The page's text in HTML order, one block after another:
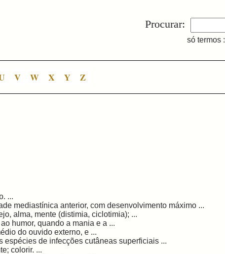
Procurar:
só termos :
V W X Y Z
...
mediastínica anterior, com desenvolvimento máximo ...
alma, mente (distimia, ciclotimia); ...
humor, quando a mania e a ...
do ouvido externo, e ...
espécies de infecções cutâneas superficiais ...
colorir. ...